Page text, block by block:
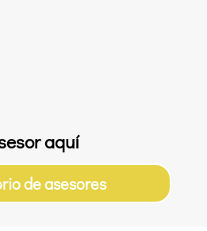
aquí
de asesores